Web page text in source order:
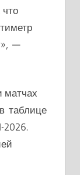
что
—
матчах
таблице
2026.